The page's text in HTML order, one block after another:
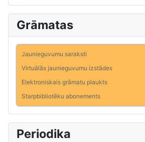
Grāmatas
Jaunieguvumu saraksti
Virtuālās jaunieguvumu izstādes
Elektroniskais grāmatu plaukts
Starpbibliotēku abonements
Periodika